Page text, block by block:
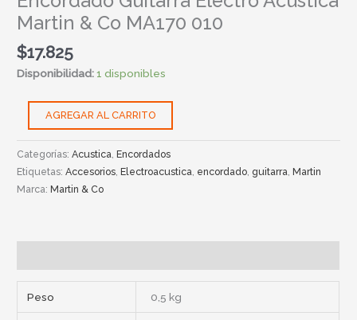
Martin & Co MA170 010
$17.825
Disponibilidad:1 disponibles
AGREGAR AL CARRITO
Categorías:Acustica ,Encordados
Etiquetas:Accesorios ,Electroacustica encordado guitarra ,Martin
Marca:Martin & Co
Peso 0,5 kg